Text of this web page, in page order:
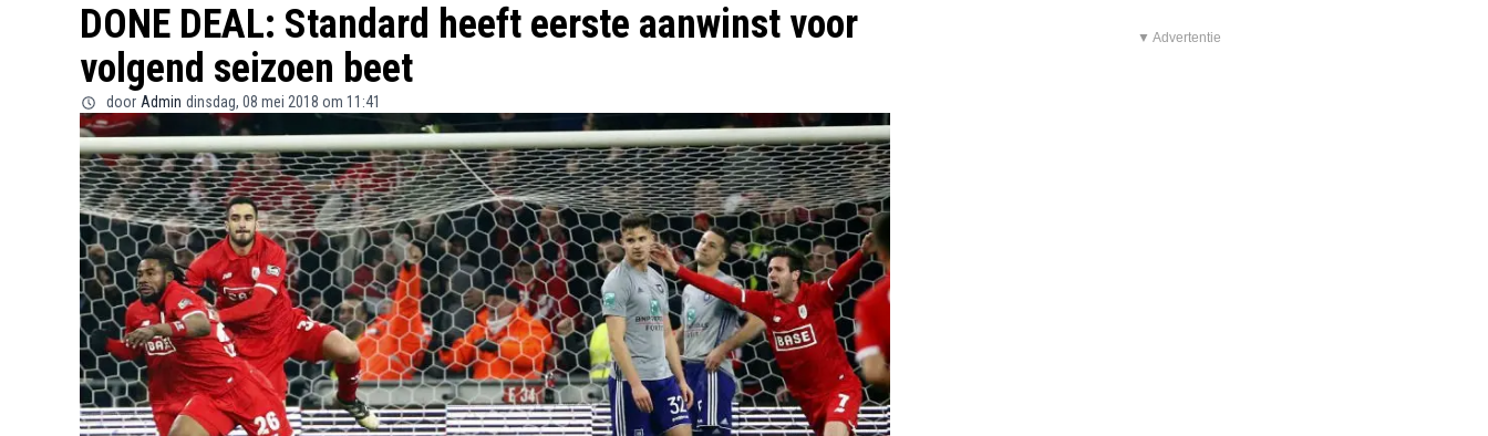
DONE DEAL: Standard heeft eerste aanwinst voor
volgend seizoen beet
door Admin dinsdag, 08 mei 2018 om 11:41
▼ Advertentie